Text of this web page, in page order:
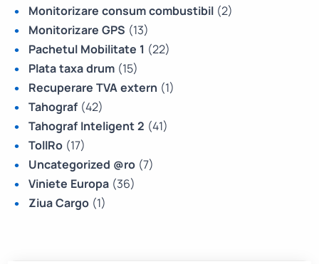
Monitorizare consum combustibil (2)
Monitorizare GPS (13)
Pachetul Mobilitate 1 (22)
Plata taxa drum (15)
Recuperare TVA extern (1)
Tahograf (42)
Tahograf Inteligent 2 (41)
TollRo (17)
Uncategorized @ro (7)
Viniete Europa (36)
Ziua Cargo (1)